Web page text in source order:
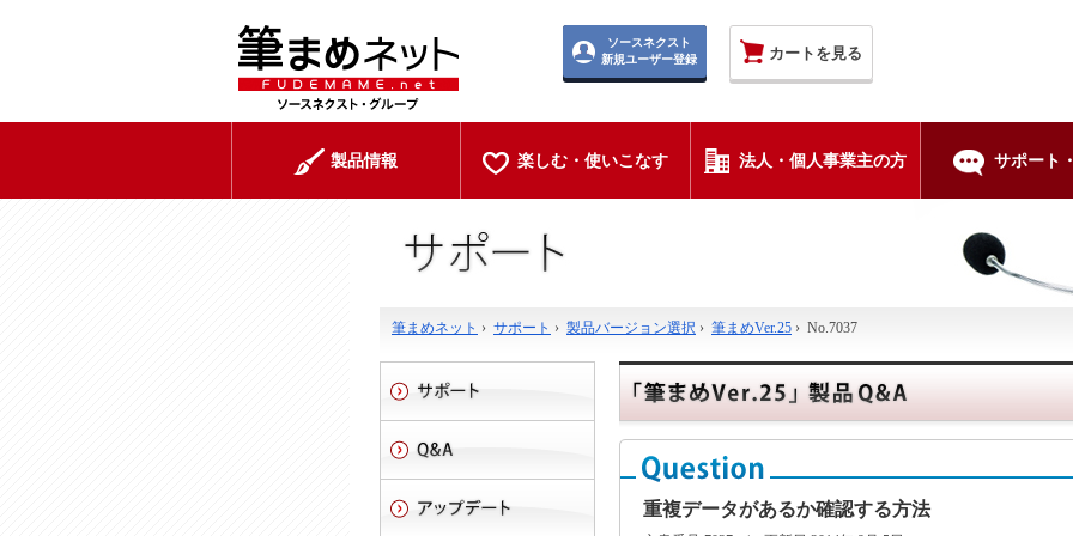
ソースネクスト
新規ユーザー登録
カートを見る
製品情報 楽しむ・使いこなす 法人・個人事業主の方 サポート
筆まめネット › サポート › 製品バージョン選択 › 筆まめVer.25 › No.7037
重複データがあるか確認する方法